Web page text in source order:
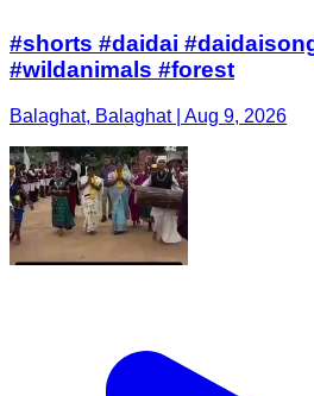
#shorts #daidai
#wildanimals #forest
Balaghat, Balaghat | Aug 9, 2026